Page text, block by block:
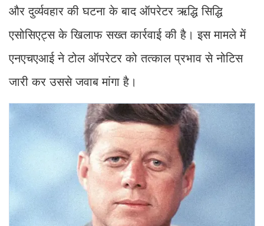
और दुर्व्यवहार की घटना के बाद ऑपरेटर ऋद्धि सिद्धि
एसोसिएट्स के खिलाफ सख्त कार्रवाई की है। इस मामले में
एनएचएआई ने टोल ऑपरेटर को तत्काल प्रभाव से नोटिस
जारी कर उससे जवाब मांगा है।